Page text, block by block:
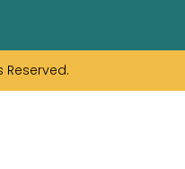
Reserved.